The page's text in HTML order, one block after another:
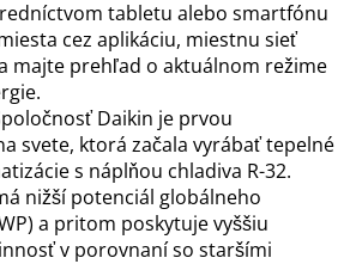
tabletu alebo smartfónu
cez aplikáciu, miestnu sieť
majte prehľad o aktuálnom režime
Daikin je prvou
svete, ktorá začala vyrábať tepelné
s náplňou chladiva R-32.
nižší potenciál globálneho
a pritom poskytuje vyššiu
v porovnaní so staršími